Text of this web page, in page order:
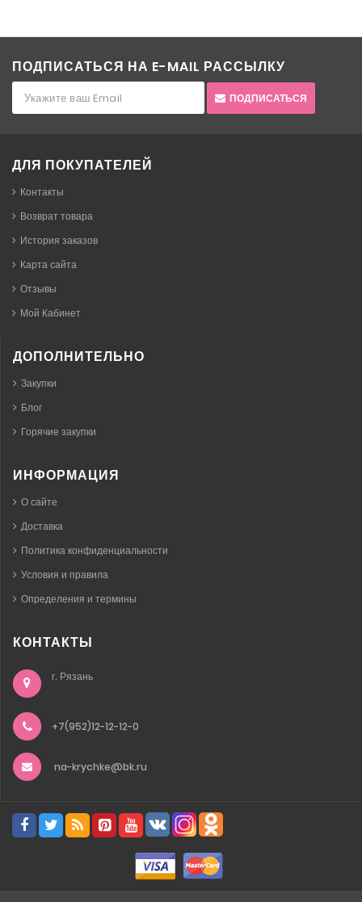
ПОДПИСАТЬСЯ НА E-MAIL РАССЫЛКУ
ПОДПИСАТЬСЯ
ДЛЯ ПОКУПАТЕЛЕЙ
Контакты
Возврат товара
История заказов
Карта сайта
Отзывы
Мой Кабинет
ДОПОЛНИТЕЛЬНО
Закупки
Блог
Горячие закупки
ИНФОРМАЦИЯ
О сайте
Доставка
Политика конфиденциальности
Условия и правила
Определения и термины
КОНТАКТЫ
г. Рязань
+7(952)12-12-12-0
na-krychke@bk.ru